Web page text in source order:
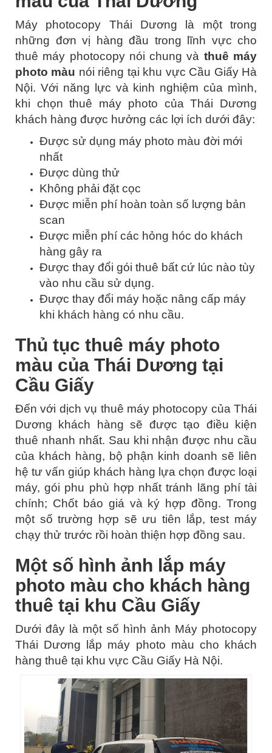
Máy photocopy Thái Dương là một trong
những đơn vị hàng đầu trong lĩnh vực cho
thuê máy photocopy nói chung và thuê máy
photo màu nói riêng tại khu vực Cầu Giấy Hà
Nội. Với năng lực và kinh nghiệm của mình,
khi chọn thuê máy photo của Thái Dương
khách hàng được hưởng các lợi ích dưới đây:
Được sử dụng máy photo màu đời mới
nhất
Được dùng thử
Không phải đặt cọc
Được miễn phí hoàn toàn số lượng bản
scan
Được miễn phí các hỏng hóc do khách
hàng gây ra
Được thay đổi gói thuê bất cứ lúc nào tùy
vào nhu cầu sử dụng.
Được thay đổi máy hoặc nâng cấp máy
khi khách hàng có nhu cầu.
Thủ tục thuê máy photo
màu của Thái Dương tại
Cầu Giấy
Đến với dịch vụ thuê máy photocopy của Thái
Dương khách hàng sẽ được tạo điều kiện
thuê nhanh nhất. Sau khi nhận được nhu cầu
của khách hàng, bộ phận kinh doanh sẽ liên
hệ tư vấn giúp khách hàng lựa chọn được loại
máy, gói phu phù hợp nhất tránh lãng phí tài
chính; Chốt báo giá và ký hợp đồng. Trong
một số trường hợp sẽ ưu tiên lắp, test máy
chạy thử trước rồi hoàn thiện hợp đồng sau.
Một số hình ảnh lắp máy
photo màu cho khách hàng
thuê tại khu Cầu Giấy
Dưới đây là một số hình ảnh Máy photocopy
Thái Dương lắp máy photo màu cho khách
hàng thuê tại khu vực Cầu Giấy Hà Nội.